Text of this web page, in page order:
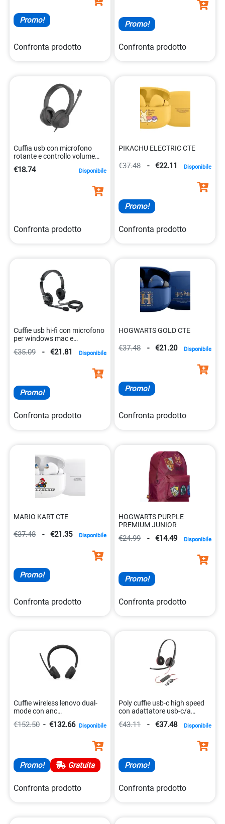
Promo!
Confronta prodotto
Promo!
Confronta prodotto
Cuffia usb con microfono
rotante e controllo volume
€18.74 Disponibile
Confronta prodotto
PIKACHU ELECTRIC CTE
€37.48 - €22.11 Disponibile
Promo!
Confronta prodotto
Cuffie usb hi-fi con microfono
per windows mac e
chromebook 0085896976011
€35.09 - €21.81 Disponibile
Promo!
Confronta prodotto
HOGWARTS GOLD CTE
€37.48 - €21.20 Disponibile
Promo!
Confronta prodotto
MARIO KART CTE
€37.48 - €21.35 Disponibile
Promo!
Confronta prodotto
HOGWARTS PURPLE
PREMIUM JUNIOR
€24.99 - €14.49 Disponibile
Promo!
Confronta prodotto
Cuffie wireless lenovo dual-
mode con anc
€152.50 - €132.66 Disponibile
Promo! Gratuita
Confronta prodotto
Poly cuffie usb-c high speed
con adattatore usb-c/a
€43.11 - €37.48 Disponibile
Promo!
Confronta prodotto